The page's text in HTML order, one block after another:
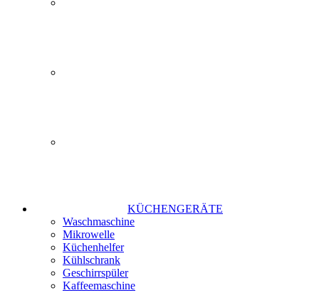
KÜCHENGERÄTE
Waschmaschine
Mikrowelle
Küchenhelfer
Kühlschrank
Geschirrspüler
Kaffeemaschine